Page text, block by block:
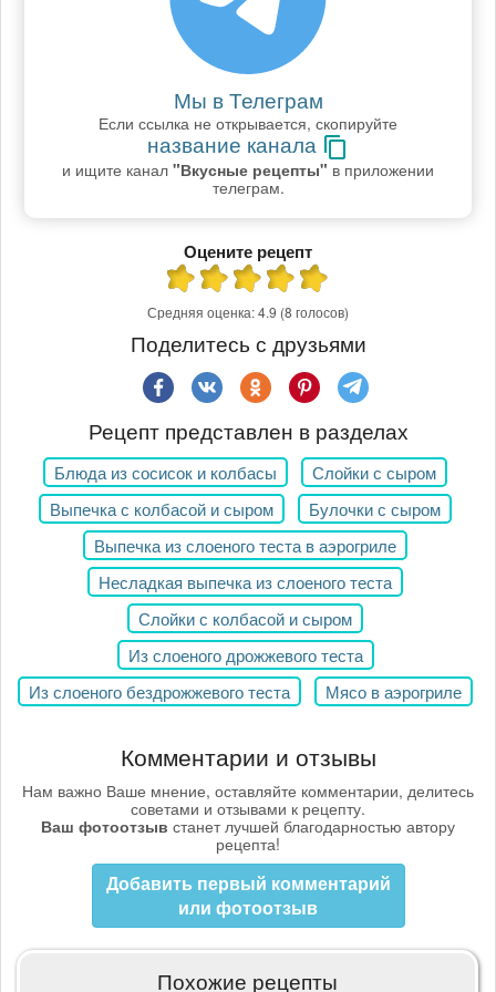
Мы в Телеграм
Если ссылка не открывается, скопируйте
название канала
и ищите канал "Вкусные рецепты" в приложении
телеграм.
Оцените рецепт
Средняя оценка:4.9 (8 голосов)
Поделитесь с друзьями
Рецепт представлен в разделах
Блюда из сосисок и колбасы
Слойки с сыром
Выпечка с колбасой и сыром
Булочки с сыром
Выпечка из слоеного теста в аэрогриле
Несладкая выпечка из слоеного теста
Слойки с колбасой и сыром
Из слоеного дрожжевого теста
Из слоеного бездрожжевого теста
Мясо в аэрогриле
Комментарии и отзывы
Нам важно Ваше мнение, оставляйте комментарии, делитесь
советами и отзывами к рецепту.
Ваш фотоотзыв станет лучшей благодарностью автору
рецепта!
Добавить первый комментарий
или фотоотзыв
Похожие рецепты